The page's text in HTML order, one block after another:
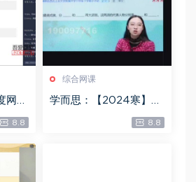
网盘
8.8
综合网课
学而思：【2024寒】
【完结】花仙子寒假文
史课，百度网盘(8.13G)
8.8